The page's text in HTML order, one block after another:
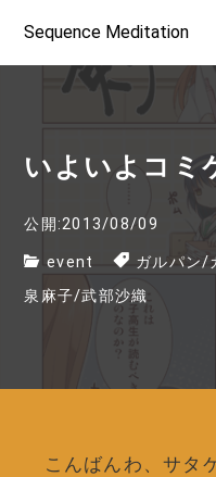
Sequence Meditation
いよいよコミ
公開:2013/08/09
event ガルパン/
泉麻子/武部沙織
こんばんわ、サタ